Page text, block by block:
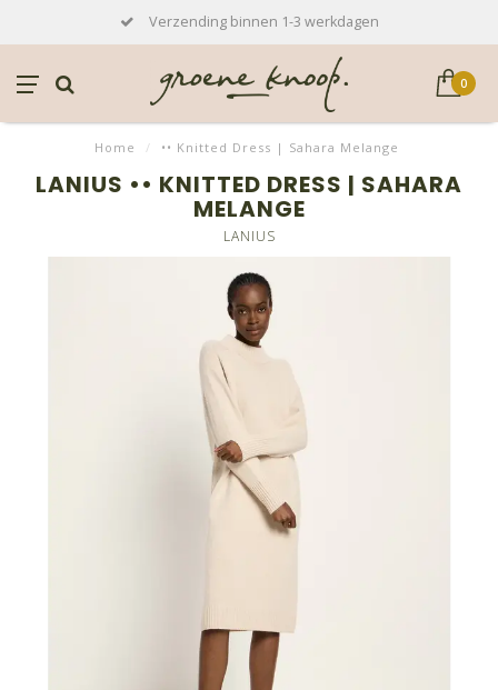
Verzending binnen 1-3 werkdagen
0
Home / •• Knitted Dress | Sahara Melange
LANIUS •• KNITTED DRESS | SAHARA
MELANGE
LANIUS